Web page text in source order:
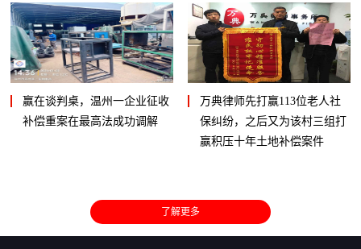
赢在谈判桌，温州一企业征收
补偿重案在最高法成功调解
万典律师先打赢113位老人社
保纠纷，之后又为该村三组打
赢积压十年土地补偿案件
了解更多